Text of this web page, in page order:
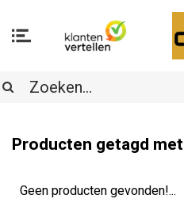
Producten getagd
Geen producten gevonden!...